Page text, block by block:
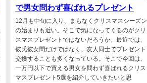
で男女問わず喜ばれるプレゼント
12月も中旬に入り、まもなくクリスマスシーズン
の始まりも近い。そこで気になってくるのがクリ
スマスプレゼントではないだろうか。最近では、
彼氏彼女間だけではなく、友人同士でプレゼント
交換することも多くなっている。そこで今回は、
一万円以下で買える男女を問わず喜ばれるクリス
マスプレゼント5選を紹介していきたいと思